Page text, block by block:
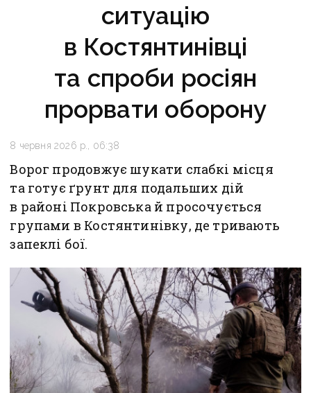
ситуацію
в Костянтинівці
та спроби росіян
прорвати оборону
8 червня 2026 р., 06:38
Ворог продовжує шукати слабкі місця
та готує ґрунт для подальших дій
в районі Покровська й просочується
групами в Костянтинівку, де тривають
запеклі бої.